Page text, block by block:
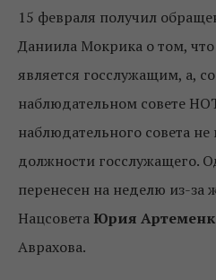
15 февраля получил
Даниила Мокрика о том,
является госслужащим, а,
наблюдательном совете
наблюдательного совета
должности госслужащего.
перенесен на неделю из-за
Нацсовета Юрия
Аврахова.